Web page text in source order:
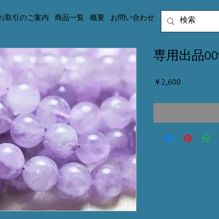
取引のご案内 商品一覧 概要 お問い合わせ
専用出品
￥2,600